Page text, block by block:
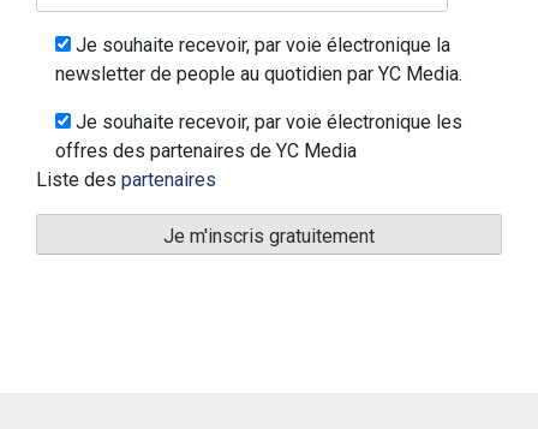
Je souhaite recevoir, par voie électronique la
newsletter de people au quotidien par YC Media.
Je souhaite recevoir, par voie électronique les
offres des partenaires de YC Media
Liste des partenaires